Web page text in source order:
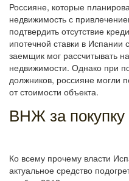
Россияне, которые
недвижимость с
подтвердить отсутствие
ипотечной ставки в Испании
заемщик мог рассчитывать
недвижимости. Однако при
должников, россияне могли
от стоимости объекта.
ВНЖ за
Ко всему прочему власти
актуальное средство